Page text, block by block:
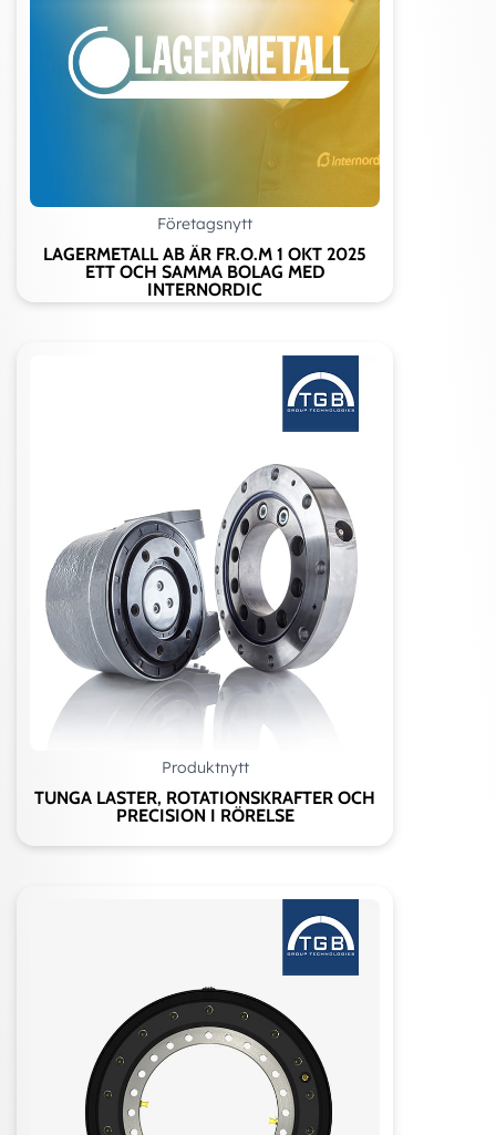
Företagsnytt
LAGERMETALL AB ÄR FR.O.M 1 OKT 2025
ETT OCH SAMMA BOLAG MED
INTERNORDIC
Produktnytt
TUNGA LASTER, ROTATIONSKRAFTER OCH
PRECISION I RÖRELSE